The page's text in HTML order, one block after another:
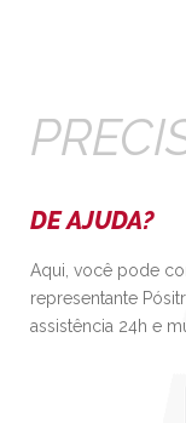
DE AJUDA?
Aqui, você pode
representante
assistência 24h e